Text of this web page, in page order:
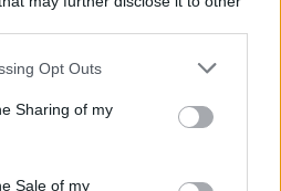
Opt Outs
Sharing of my
Sale of my
od greckiego
nauczać głośno rozbrzmiewać
katechista jest osobą słowa –